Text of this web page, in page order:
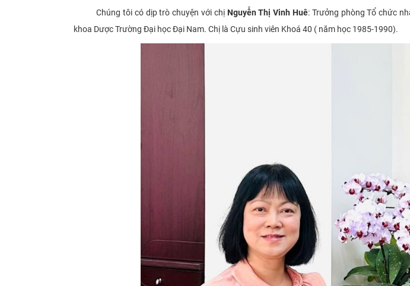
Chúng tôi có dịp trò chuyện với chị Nguyễn Thị Vinh Huê: Trưởng phòng Tổ chức
khoa Dược Trường Đại học Đại Nam. Chị là Cựu sinh viên Khoá 40 ( năm học 1985-1990).